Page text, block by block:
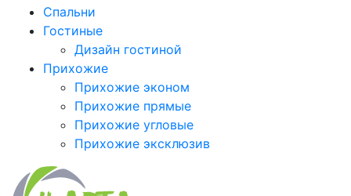
Спальни
Гостиные
Дизайн гостиной
Прихожие
Прихожие эконом
Прихожие прямые
Прихожие угловые
Прихожие эксклюзив